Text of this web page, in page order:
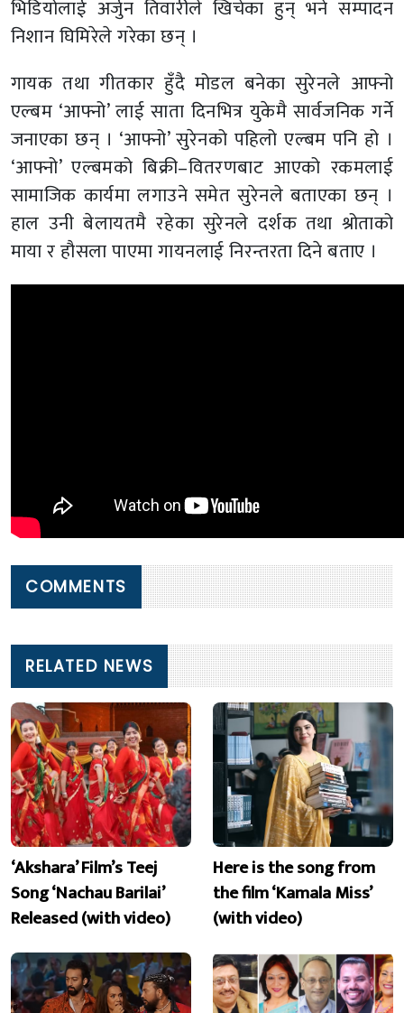
भिडियोलाई अर्जुन तिवारीले खिचेका हुन् भने सम्पादन
निशान घिमिरेले गरेका छन् ।
गायक तथा गीतकार हुँदै मोडल बनेका सुरेनले आफ्नो
एल्बम ‘आफ्नो’ लाई साता दिनभित्र युकेमै सार्वजनिक गर्ने
जनाएका छन् । ‘आफ्नो’ सुरेनको पहिलो एल्बम पनि हो ।
‘आफ्नो’ एल्बमको बिक्री–वितरणबाट आएको रकमलाई
सामाजिक कार्यमा लगाउने समेत सुरेनले बताएका छन् ।
हाल उनी बेलायतमै रहेका सुरेनले दर्शक तथा श्रोताको
माया र हौसला पाएमा गायनलाई निरन्तरता दिने बताए ।
COMMENTS
RELATED NEWS
‘Akshara’ Film’s Teej
Song ‘Nachau Barilai’
Released (with video)
Here is the song from
the film ‘Kamala Miss’
(with video)